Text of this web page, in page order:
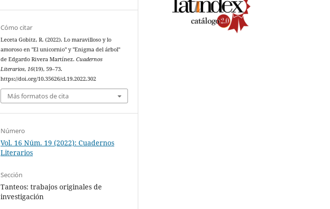
Cómo citar
Leceta Gobitz, R. (2022). Lo maravilloso y lo
amoroso en "El unicornio" y "Enigma del árbol"
de Edgardo Rivera Martínez.Cuadernos
Literarios, 16(19), 59–73.
https://doi.org/10.35626/cl.19.2022.302
Más formatos de cita
Número
Vol. 16 Núm. 19 (2022): Cuadernos
Literarios
Sección
Tanteos: trabajos originales de
investigación